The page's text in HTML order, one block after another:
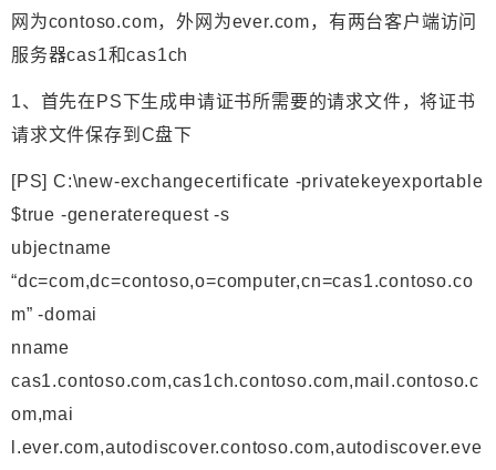
网为contoso.com，外网为ever.com，有两台客户端访问
服务器cas1和cas1ch
1、首先在PS下生成申请证书所需要的请求文件，将证书
请求文件保存到C盘下
[PS] C:\new-exchangecertificate -privatekeyexportable
$true -generaterequest -s
ubjectname
“dc=com,dc=contoso,o=computer,cn=cas1.contoso.co
m” -domai
nname
cas1.contoso.com,cas1ch.contoso.com,mail.contoso.c
om,mai
l.ever.com,autodiscover.contoso.com,autodiscover.eve